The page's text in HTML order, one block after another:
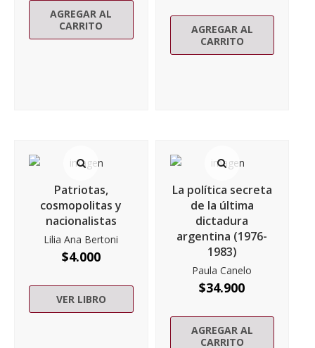
AGREGAR AL
CARRITO
AGREGAR AL
CARRITO
Patriotas,
cosmopolitas y
nacionalistas
Lilia Ana Bertoni
$4.000
VER LIBRO
La política secreta
de la última
dictadura
argentina (1976-
1983)
Paula Canelo
$34.900
AGREGAR AL
CARRITO